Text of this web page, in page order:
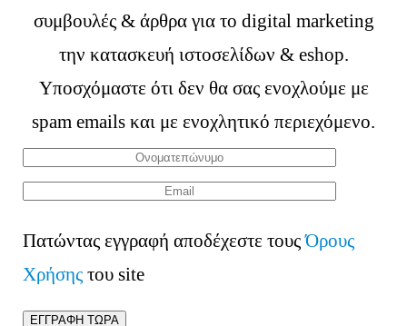
συμβουλές & άρθρα για το digital marketing
την κατασκευή ιστοσελίδων & eshop.
Υποσχόμαστε ότι δεν θα σας ενοχλούμε με
spam emails και με ενοχλητικό περιεχόμενο.
Πατώντας εγγραφή αποδέχεστε τουςΌρους
Χρήσηςτου site